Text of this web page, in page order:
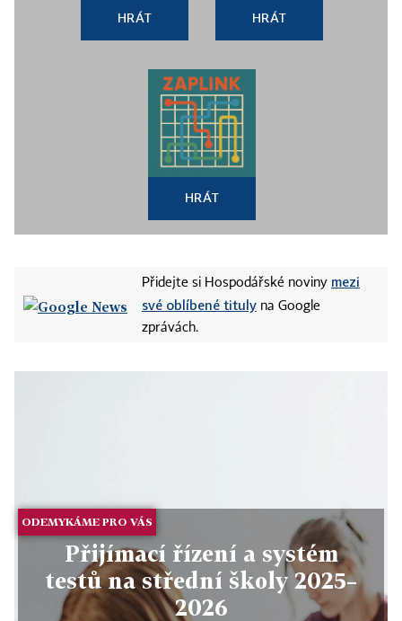
HRÁT HRÁT
HRÁT
Přidejte si Hospodářské noviny mezi
své oblíbené tituly na Google
zprávách.
ODEMYKÁME PRO VÁS
Přijímací řízení a systém
testů na střední školy 2025–
2026